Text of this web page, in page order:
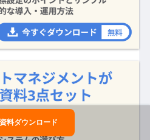
料ダウンロード